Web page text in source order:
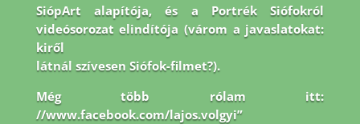
SiópArt alapítója, és a Portrék Siófokról
videósorozat elindítója (várom a javaslatokat:
kiről
látnál szívesen Siófok-filmet?).
Még több rólam itt:
//www.facebook.com/lajos.volgyi”